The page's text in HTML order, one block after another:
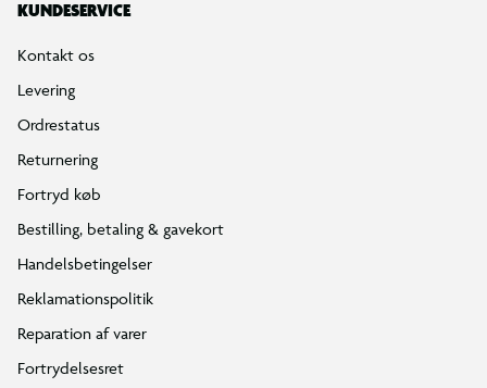
KUNDESERVICE
Kontakt os
Levering
Ordrestatus
Returnering
Fortryd køb
Bestilling, betaling & gavekort
Handelsbetingelser
Reklamationspolitik
Reparation af varer
Fortrydelsesret